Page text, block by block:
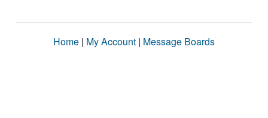
Home | My Account | Message Boards